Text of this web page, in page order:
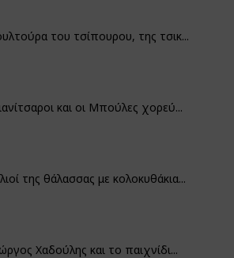
του τσίπουρου, της τσικ...
και οι Μπούλες χορεύ...
της θάλασσας με κολοκυθάκια...
Χαδούλης και το παιχνίδι...